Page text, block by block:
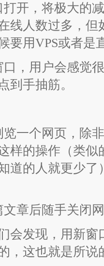
打开，将极大的
线人数过多，
要用VPS或者是
，用户会感觉
到手抽筋。
览一个网页，除
样的操作（类
道的人就更少
章后随手关闭
会发现，用新
，这也就是所说